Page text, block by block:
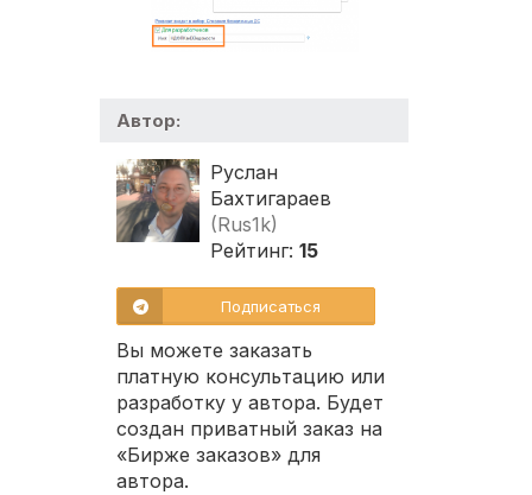
Автор:
Руслан
Бахтигараев
(Rus1k)
Рейтинг: 15
Подписаться
Вы можете заказать
платную консультацию или
разработку у автора. Будет
создан приватный заказ на
«Бирже заказов» для
автора.